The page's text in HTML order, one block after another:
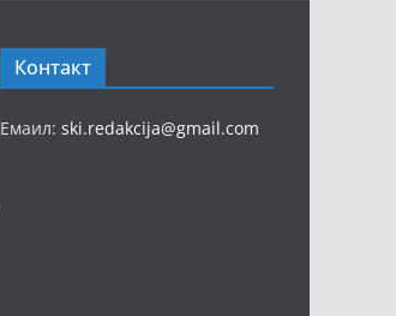
Контакт
Емаил: ski.redakcija@gmail.com